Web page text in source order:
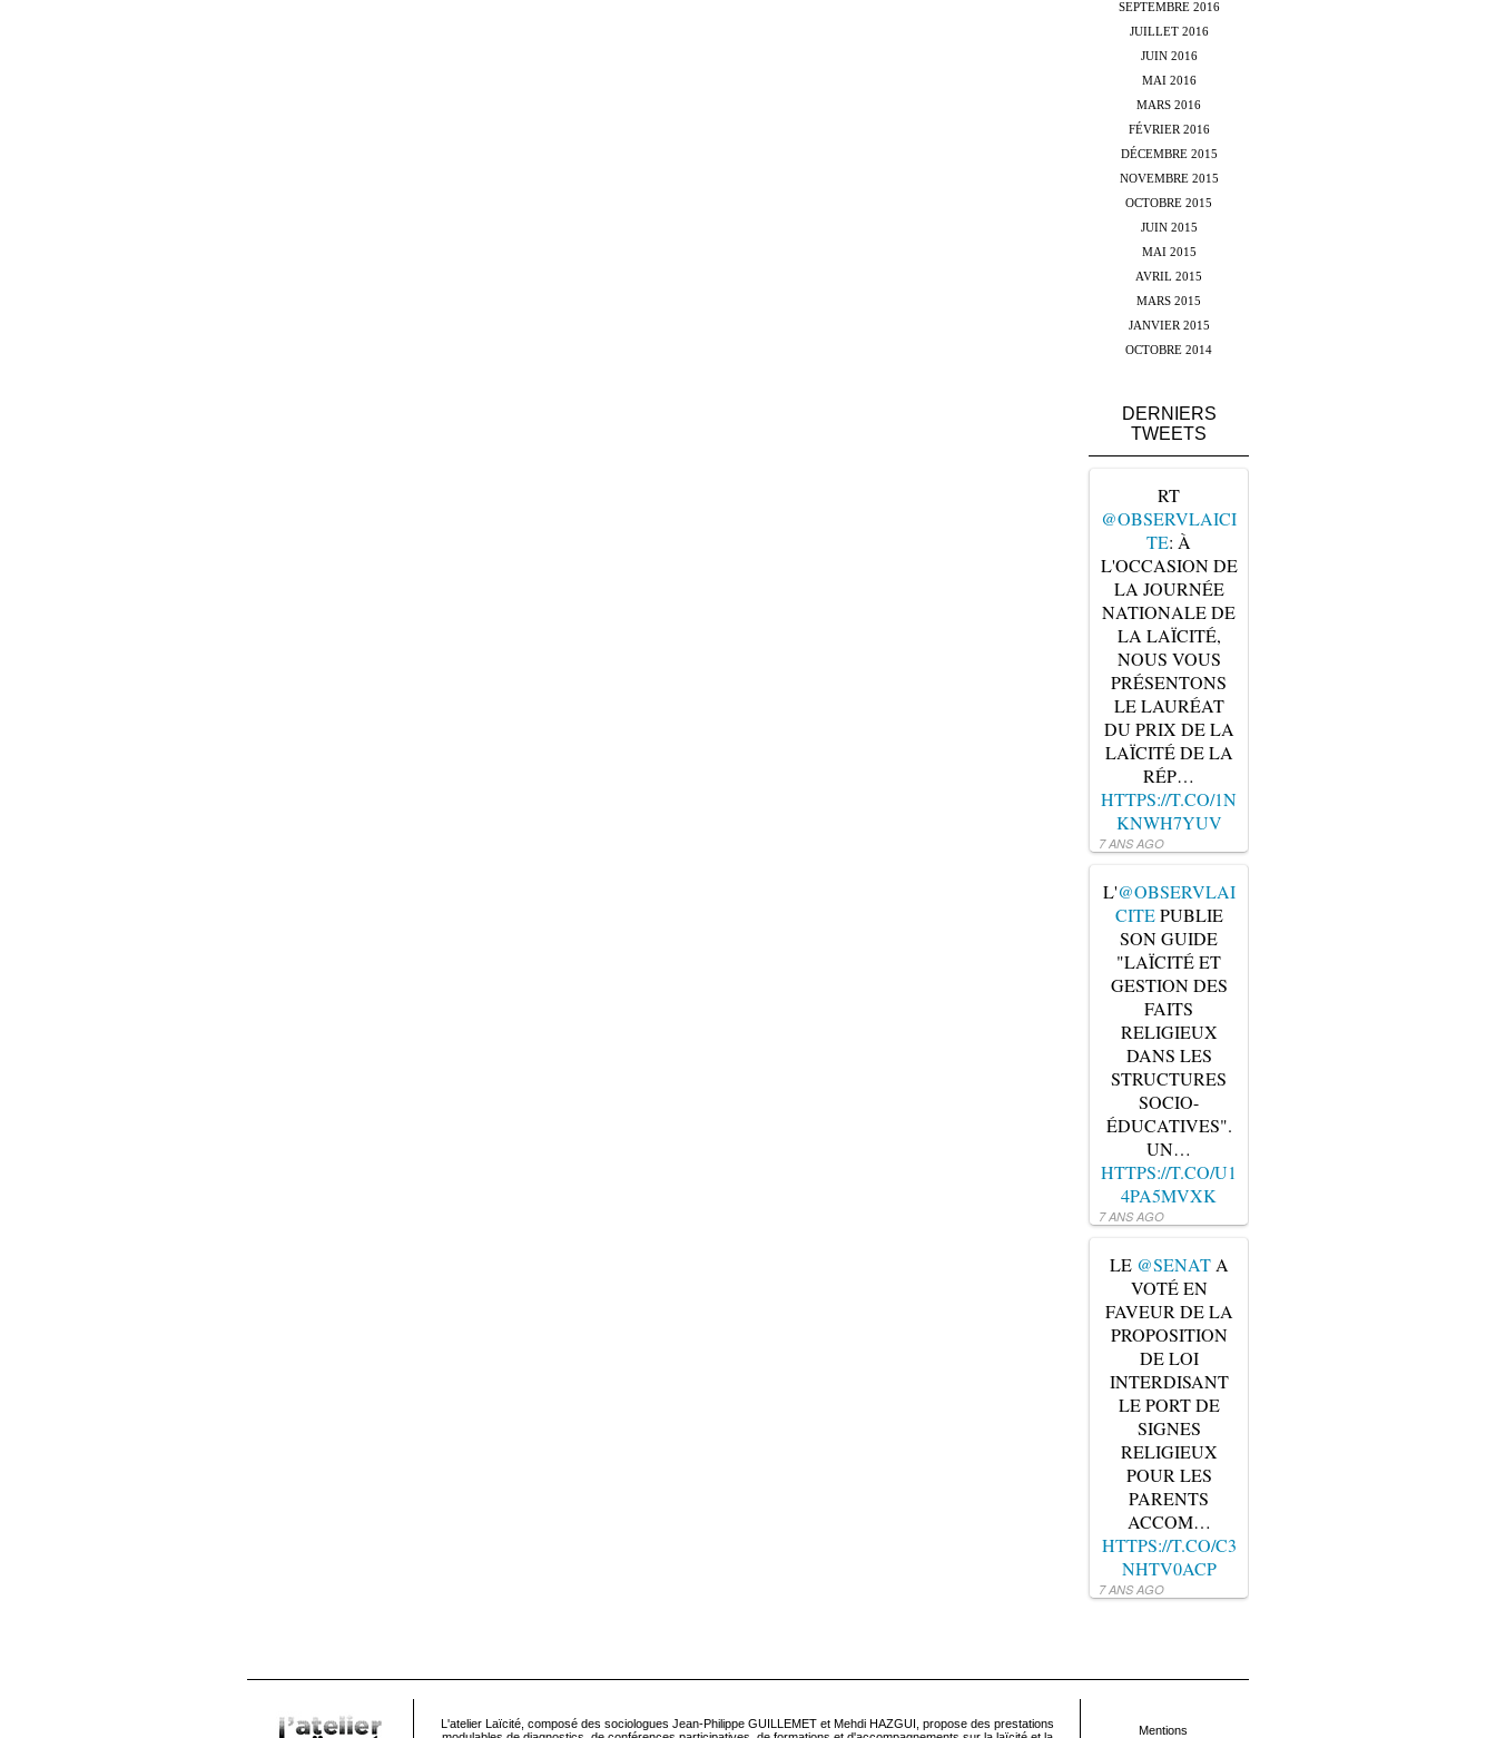
SEPTEMBRE 2016
JUILLET 2016
JUIN 2016
MAI 2016
MARS 2016
FÉVRIER 2016
DÉCEMBRE 2015
NOVEMBRE 2015
OCTOBRE 2015
JUIN 2015
MAI 2015
AVRIL 2015
MARS 2015
JANVIER 2015
OCTOBRE 2014
DERNIERS
TWEETS
RT
@OBSERVLAICI
TE: À
L'OCCASION DE
LA JOURNÉE
NATIONALE DE
LA LAÏCITÉ,
NOUS VOUS
PRÉSENTONS
LE LAURÉAT
DU PRIX DE LA
LAÏCITÉ DE LA
RÉP…
HTTPS://T.CO/1N
KNWH7YUV
7 ANS AGO
L'@OBSERVLAI
CITEPUBLIE
SON GUIDE
"LAÏCITÉ ET
GESTION DES
FAITS
RELIGIEUX
DANS LES
STRUCTURES
SOCIO-
ÉDUCATIVES".
UN…
HTTPS://T.CO/U1
4PA5MVXK
7 ANS AGO
LE @SENATA
VOTÉ EN
FAVEUR DE LA
PROPOSITION
DE LOI
INTERDISANT
LE PORT DE
SIGNES
RELIGIEUX
POUR LES
PARENTS
ACCOM…
HTTPS://T.CO/C3
NHTV0ACP
7 ANS AGO
L'atelier Laïcité, composé des sociologues Jean-Philippe GUILLEMET et Mehdi HAZGUI, propose des prestations
Mentions